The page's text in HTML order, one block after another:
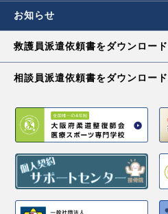
お知らせ
救護員派遣依頼書をダウンロード
相談員派遣依頼書をダウンロード